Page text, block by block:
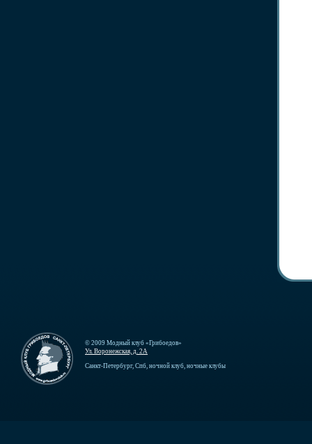
© 2009 Модный клуб «Грибоедов»
Ул. Воронежская, д. 2А
Санкт-Петербург, Спб, ночной клуб, ночные клубы